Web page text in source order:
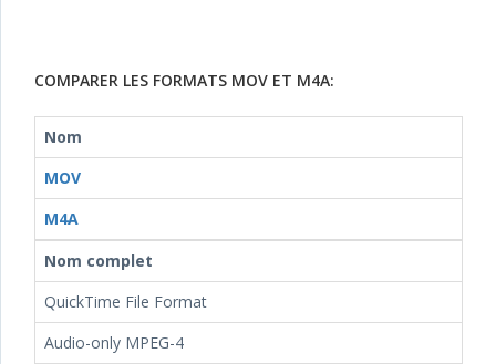
COMPARER LES FORMATS MOV ET M4A:
Nom
MOV
M4A
Nom complet
QuickTime File Format
Audio-only MPEG-4